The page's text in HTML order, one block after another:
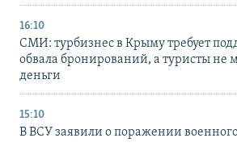
16:10
СМИ: турбизнес в Крыму требует
обвала бронирований, а туристы не
деньги
15:10
В ВСУ заявили о поражении